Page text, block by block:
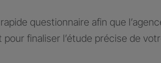
questionnaire afin que
finaliser l’étude précise de